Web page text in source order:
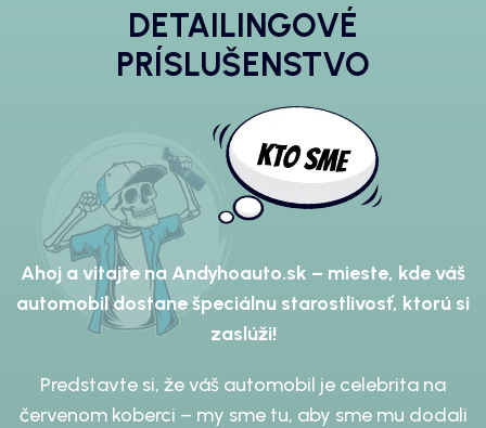
DETAILINGOVÉ
PRÍSLUŠENSTVO
Ahoj a vitajte na Andyhoauto.sk – mieste, kde váš
automobil dostane špeciálnu starostlivosť, ktorú si
zaslúži!
Predstavte si, že váš automobil je celebrita na
červenom koberci – my sme tu, aby sme mu dodali